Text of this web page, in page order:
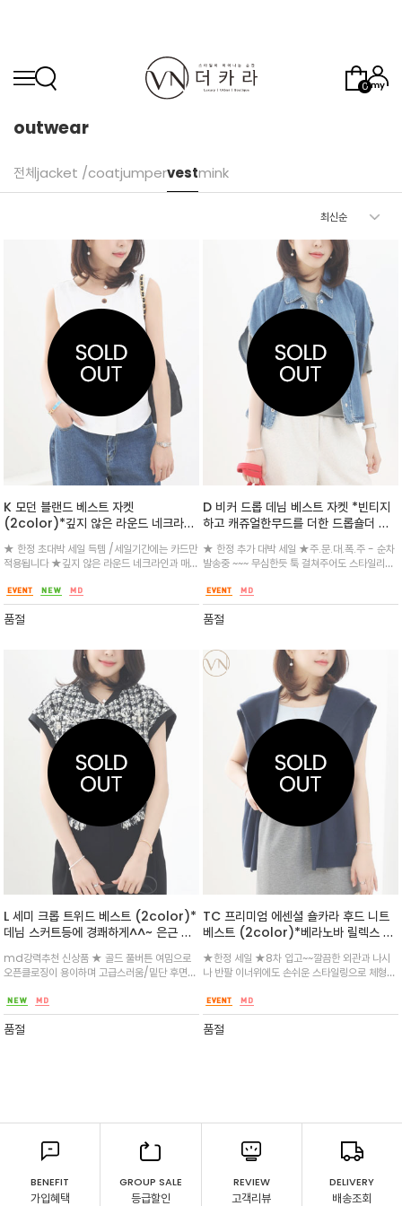
0
outwear
전체jacket /coatjumpervestmink
K 모던 블랜드 베스트 자켓
(2color)*깊지 않은 라운드 네크라인
과 매끄러운 버튼 라인이 돋보이는 모던
버튼업 슬리브리스 베스트
★ 한정 초대박 세일 득템 /세일기간에는 카드만
적용됩니다 ★깊지 않은 라운드 네크라인과 매끄
리스 베스트/양 옆에는 은은한 웰트 포켓이 자리
해 실용성을 더했고 모던하고 심플하게 너무 이
뻐요^^
품절
D 비커 드롭 데님 베스트 자켓 *빈티지
하고 캐쥬얼한무드를 더한 드롭숄더 루
★ 한정 추가 대박 세일 ★주.문.대.폭.주 - 순차
발송중 ~~~ 무심한듯 툭 걸쳐주어도 스타일리하
이 매력적인 아이템/ 체형보완 만점 /가슴 한쪽
패치로 포인트를 더했으며 가볍고 여유있는 아이
템
품절
L 세미 크롭 트위드 베스트 (2color)*
데님 스커트등에 경쾌하게^^~ 은근 민
소매 원피스와도 궁합이 굿 숄더 부분을
드롭하여 체형커버는 물론 캐쥬얼함을
더했으며 넥과 슬리브 부분 깔끔하게 텍
스처를 블록
md강력추천 신상품 ★ 골드 풀버튼 여밈으로
오픈클로징이 용이하며 고급스러움/밑단 후면
일
품절
TC 프리미엄 에센셜 숄카라 후드 니트
베스트 (2color)*베라노바 릴렉스 무
드 14게이지 /부드러운 터치감과 고급
스러운 외관의 울 니트 베스트
★한정 세일 ★8차 입고~~깔끔한 외관과 나시
나 반팔 이너위에도 손쉬운 스타일링으로 체형을
버 숄더로 체형커버는 물론 릴렉스한 무드가 돋
보이는 여밈이 따로 없는 오픈 타입
품절
BENEFIT
가입혜택
GROUP SALE
등급할인
REVIEW
고객리뷰
DELIVERY
배송조회